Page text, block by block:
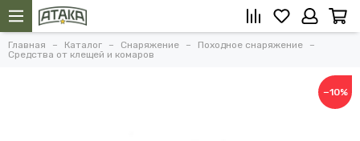
Главная Каталог Снаряжение
Походное снаряжение
Средства от клещей и комаров
−10%